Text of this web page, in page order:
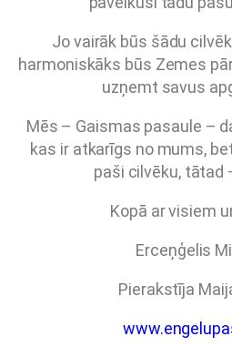
Jo vairāk būs šādu
harmoniskāks būs Zemes
uzņemt savus
Mēs – Gaismas pasaule –
kas ir atkarīgs no mums,
paši cilvēku, tātad
Kopā ar visiem
Erceņģelis
Pierakstīja